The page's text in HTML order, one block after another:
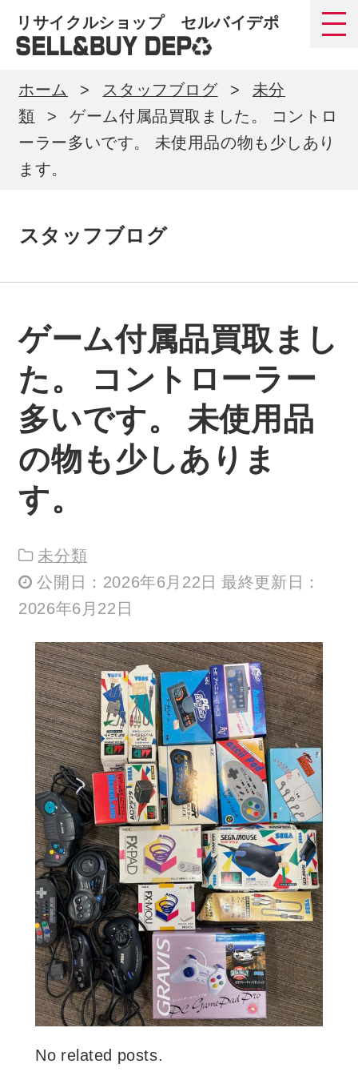
リサイクルショップ セルバイデポ
ホーム スタッフブログ
未分
類
ゲーム付属品買取ました。 コントロ
ーラー多いです。 未使用品の物も少しあり
ます。
スタッフブログ
ゲーム付属品買取まし
た。 コントローラー
多いです。 未使用品
の物も少しありま
す。
未分類
公開日：2026年6月22日 最終更新日：
2026年6月22日
No related posts.